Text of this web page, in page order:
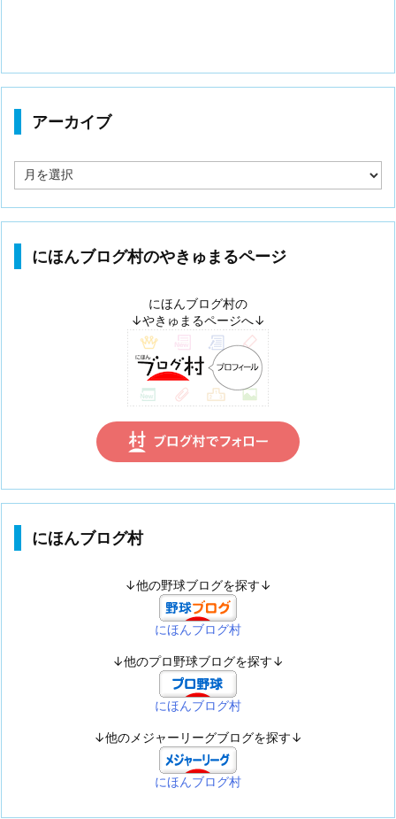
アーカイブ
ー
イ
にほんブログ村のやきゅまるページ
にほんブログ村の
↓やきゅまるページへ↓
にほんブログ村
↓他の野球ブログを探す↓
にほんブログ村
↓他のプロ野球ブログを探す↓
にほんブログ村
↓他のメジャーリーグブログを探す↓
にほんブログ村